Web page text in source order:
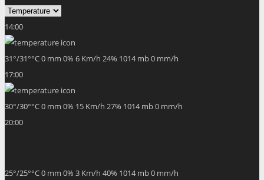
14:00
31°/31°°C0 mm 0% 6 Km/h 24% 1014 mb0 mm/h
17:00
30°/30°°C0 mm 0% 15 Km/h 27% 1014 mb0 mm/h
20:00
25°/25°°C0 mm 0% 3 Km/h 40% 1014 mb0 mm/h